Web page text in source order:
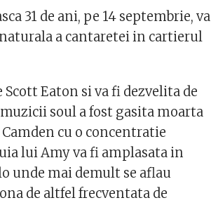
31 de ani, pe 14 septembrie, va
a cantaretei in cartierul
Eaton si va fi dezvelita de
soul a fost gasita moarta
cu o concentratie
lui Amy va fi amplasata in
unde mai demult se aflau
de altfel frecventata de